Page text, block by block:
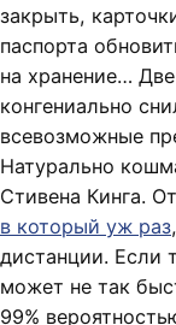
закрыть,
паспорта
на хранение…
конгениально
всевозможные
Натурально
Стивена Кинга.
в который уж раз
дистанции. Если
может не так
99%